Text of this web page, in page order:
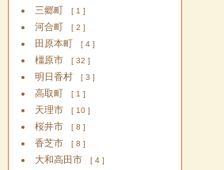
三郷町 [ 1 ]
河合町 [ 2 ]
田原本町 [ 4 ]
橿原市 [ 32 ]
明日香村 [ 3 ]
高取町 [ 1 ]
天理市 [ 10 ]
桜井市 [ 8 ]
香芝市 [ 8 ]
大和高田市 [ 4 ]